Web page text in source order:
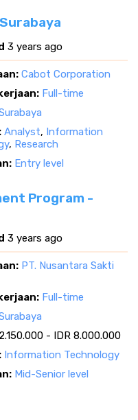
3 years ago
Cabot Corporation
Full-time
Analyst, Information
, Research
Entry level
Program -
3 years ago
PT. Nusantara Sakti
Full-time
- IDR 8.000.000
Information Technology
Mid-Senior level